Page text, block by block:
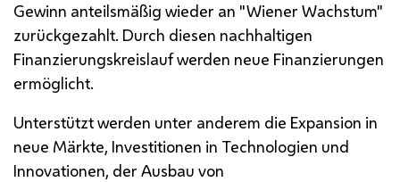
Gewinn anteilsmäßig wieder an "Wiener Wachstum"
zurückgezahlt. Durch diesen nachhaltigen
Finanzierungskreislauf werden neue Finanzierungen
ermöglicht.
Unterstützt werden unter anderem die Expansion in
neue Märkte, Investitionen in Technologien und
Innovationen, der Ausbau von